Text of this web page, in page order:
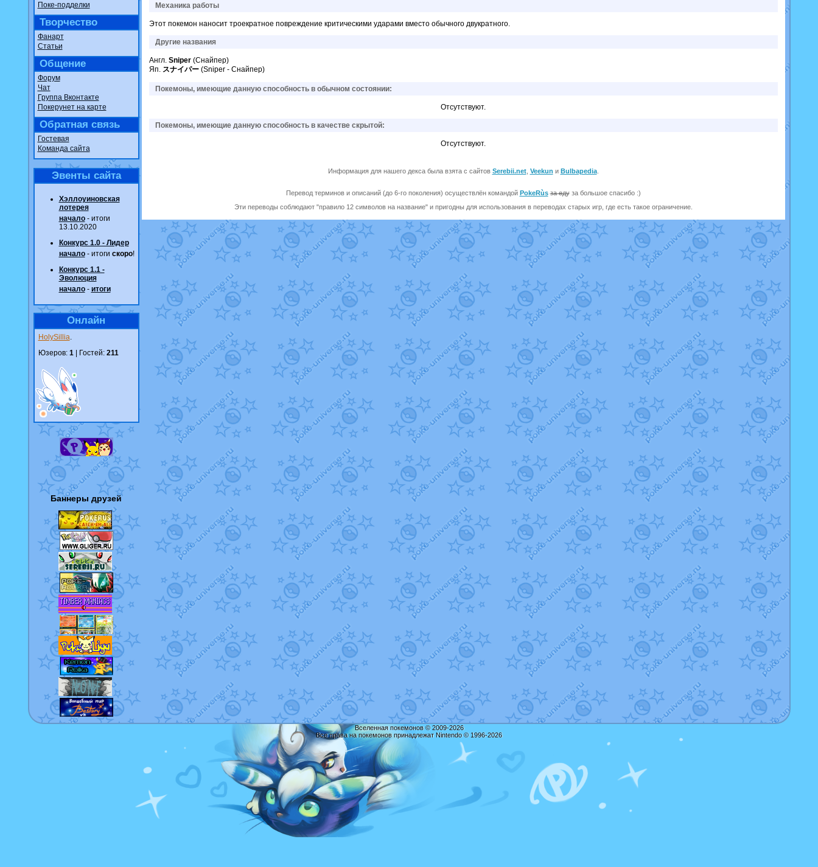
Поке-подделки
Творчество
Фанарт
Статьи
Общение
Форум
Чат
Группа Вконтакте
Покерунет на карте
Обратная связь
Гостевая
Команда сайта
Эвенты сайта
Хэллоуиновская
лотерея
начало- итоги
13.10.2020
Конкурс 1.0 - Лидер
начало- итоги скоро!
Конкурс 1.1 -
Эволюция
начало- итоги
Онлайн
HolySillia.
Юзеров: 1| Гостей: 211
Баннеры друзей
Механика работы
Этот покемон наносит троекратное повреждение критическими ударами вместо обычного двукратного.
Другие названия
Англ. Sniper(Снайпер)
Яп. スナイパー(Sniper - Снайпер)
Покемоны, имеющие данную способность в обычном состоянии:
Отсутствуют.
Покемоны, имеющие данную способность в качестве скрытой:
Отсутствуют.
Информация для нашего декса была взята с сайтов Serebii.net, Veekun и Bulbapedia.
Перевод терминов и описаний (до 6-го поколения) осуществлён командой PokeRùs за едуза большое спасибо :)
Эти переводы соблюдают "правило 12 символов на название" и пригодны для использования в переводах старых игр, где есть такое ограничение.
Вселенная покемонов © 2009-2026
Все права на покемонов принадлежат Nintendo © 1996-2026